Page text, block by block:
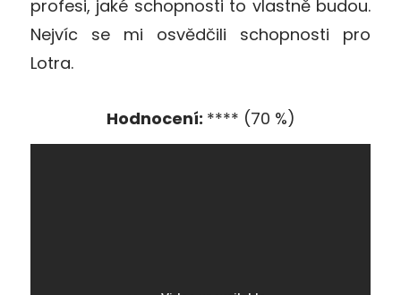
profesi, jaké schopnosti to vlastně budou.
Nejvíc se mi osvědčili schopnosti pro
Lotra.
Hodnocení: **** (70 %)